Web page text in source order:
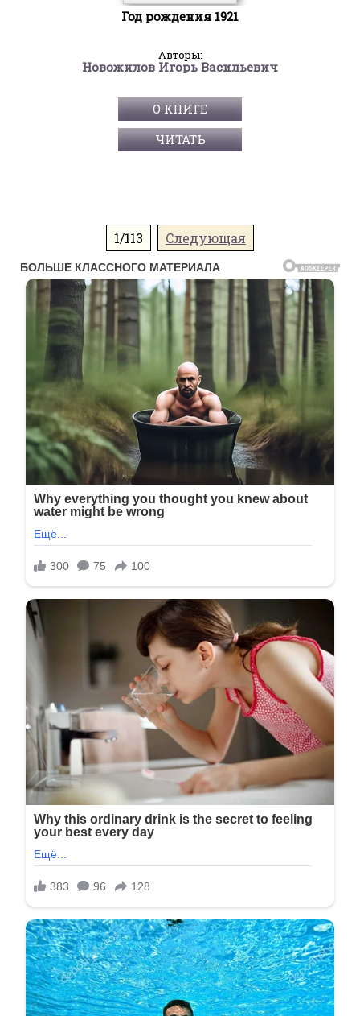
Год рождения 1921
Авторы:
Новожилов Игорь Васильевич
О КНИГЕ
ЧИТАТЬ
1/113 Следующая